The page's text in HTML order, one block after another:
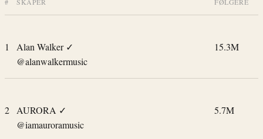
1 Alan Walker ✓
@alanwalkermusic
15.3M
2 AURORA ✓
@iamauroramusic
5.7M